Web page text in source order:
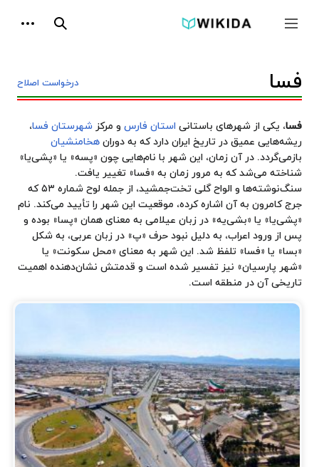
جمع و باز کردن نوار کناری جستجو
درخواست اصلاح فسا
فسا، یکی از شهرهای باستانی استان فارس و مرکز شهرستان فسا،
ریشه‌هایی عمیق در تاریخ ایران دارد که به دوران هخامنشیان
بازمی‌گردد. در آن زمان، این شهر با نام‌هایی چون «پسه» یا «پشی‌یا»
شناخته می‌شد که به مرور زمان به «فسا» تغییر یافت.
سنگ‌نوشته‌ها و الواح گلی تخت‌جمشید، از جمله لوح شماره ۵۳ که
جرج کامرون به آن اشاره کرده، موقعیت این شهر را تأیید می‌کند. نام
«پشی‌یا» یا «بشی‌یه» در زبان عیلامی به معنای همان «پسا» بوده و
پس از ورود اعراب، به دلیل نبود حرف «پ» در زبان عربی، به شکل
«بسا» یا «فسا» تلفظ شد. این شهر به معنای «محل سکونت» یا
«شهر پارسیان» نیز تفسیر شده است و قدمتش نشان‌دهنده اهمیت
تاریخی آن در منطقه است.
جغرافیا
اقلیم